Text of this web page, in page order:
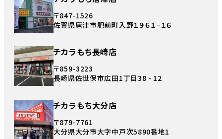
〒847-1526
佐賀県唐津市肥前町入野１９６１−１６
チカラもち長崎店
〒859-3223
長崎県佐世保市広田1丁目38 - 12
チカラもち大分店
〒879-7761
大分県大分市大字中戸次5890番地1